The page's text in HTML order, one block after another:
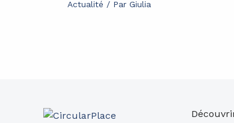
Actualité / Par Giulia